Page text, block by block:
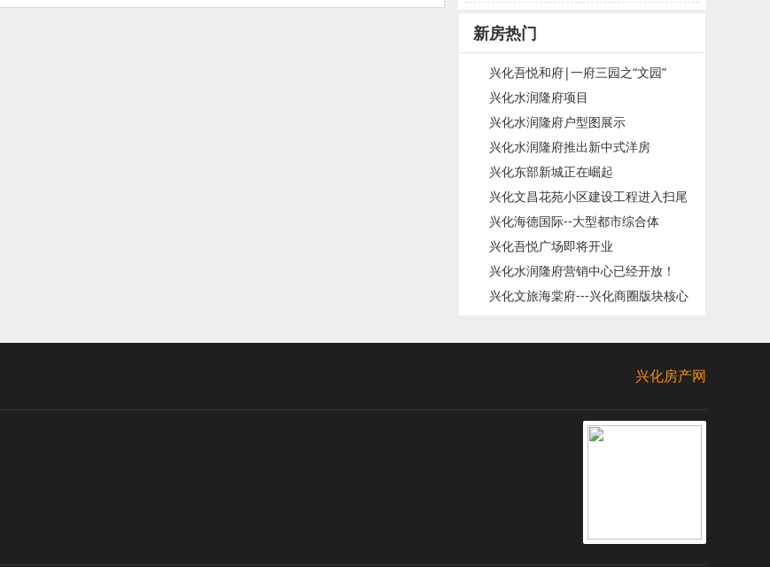
新房热门
兴化吾悦和府|一府三园之“文园”
兴化水润隆府项目
兴化水润隆府户型图展示
兴化水润隆府推出新中式洋房
兴化东部新城正在崛起
兴化文昌花苑小区建设工程进入扫尾
阶段
兴化海德国际--大型都市综合体
兴化吾悦广场即将开业
兴化水润隆府营销中心已经开放！
兴化文旅海棠府---兴化商圈版块核心
兴化房产网